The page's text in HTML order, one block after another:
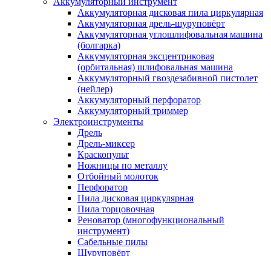
Аккумуляторная дисковая пила циркулярная
Аккумуляторная дрель-шуруповёрт
Аккумуляторная углошлифовальная машина
(болгарка)
Аккумуляторная эксцентриковая
(орбитальная) шлифовальная машина
Аккумуляторный гвоздезабивной пистолет
(нейлер)
Аккумуляторный перфоратор
Аккумуляторный триммер
Электроинструменты
Дрель
Дрель-миксер
Краскопульт
Ножницы по металлу
Отбойный молоток
Перфоратор
Пила дисковая циркулярная
Пила торцовочная
Реноватор (многофункциональный
инструмент)
Сабельные пилы
Шуруповёрт